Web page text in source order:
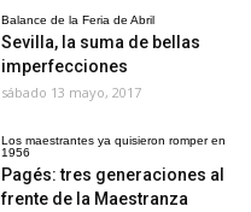
Balance de la Feria de Abril
Sevilla, la suma de bellas
imperfecciones
sábado 13 mayo, 2017
Los maestrantes ya quisieron romper en
1956
Pagés: tres generaciones al
frente de la Maestranza